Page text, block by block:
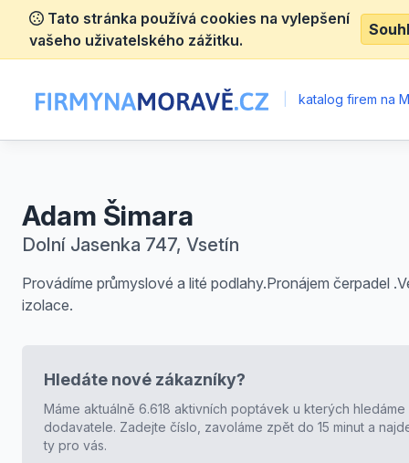
Tato stránka používá cookies na vylepšení
vašeho uživatelského zážitku.
katalog firem na
Adam Šimara
Dolní Jasenka 747, Vsetín
Provádíme průmyslové a lité podlahy.Pronájem čerpadel
izolace.
Hledáte nové zákazníky?
Máme aktuálně 6.618 aktivních poptávek u kterých hledáme
dodavatele. Zadejte číslo, zavoláme zpět do 15 minut a
ty pro vás.